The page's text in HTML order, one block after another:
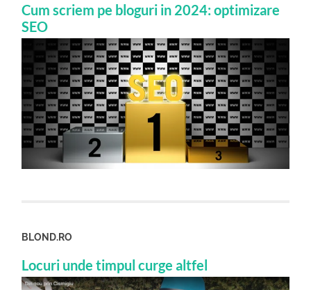
Cum scriem pe bloguri in 2024: optimizare
SEO
BLOND.RO
Locuri unde timpul curge altfel